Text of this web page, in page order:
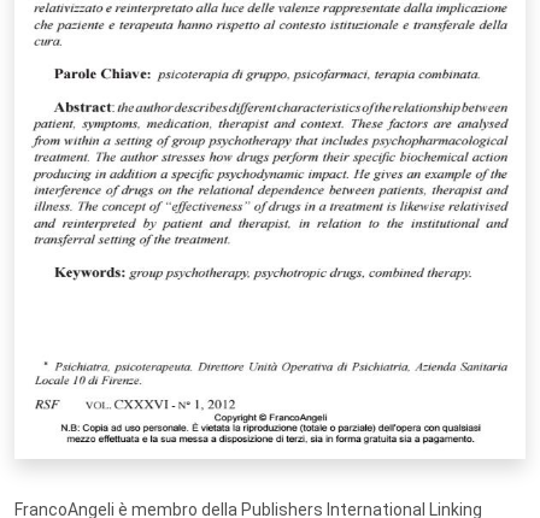
FrancoAngeli è membro della Publishers International Linking